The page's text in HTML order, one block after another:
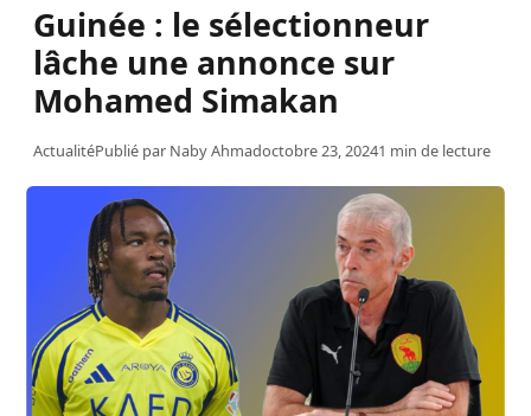
Guinée : le sélectionneur
lâche une annonce sur
Mohamed Simakan
ActualitéPublié par Naby Ahmadoctobre 23, 20241 min de lecture